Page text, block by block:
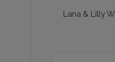
Lana & Lilly